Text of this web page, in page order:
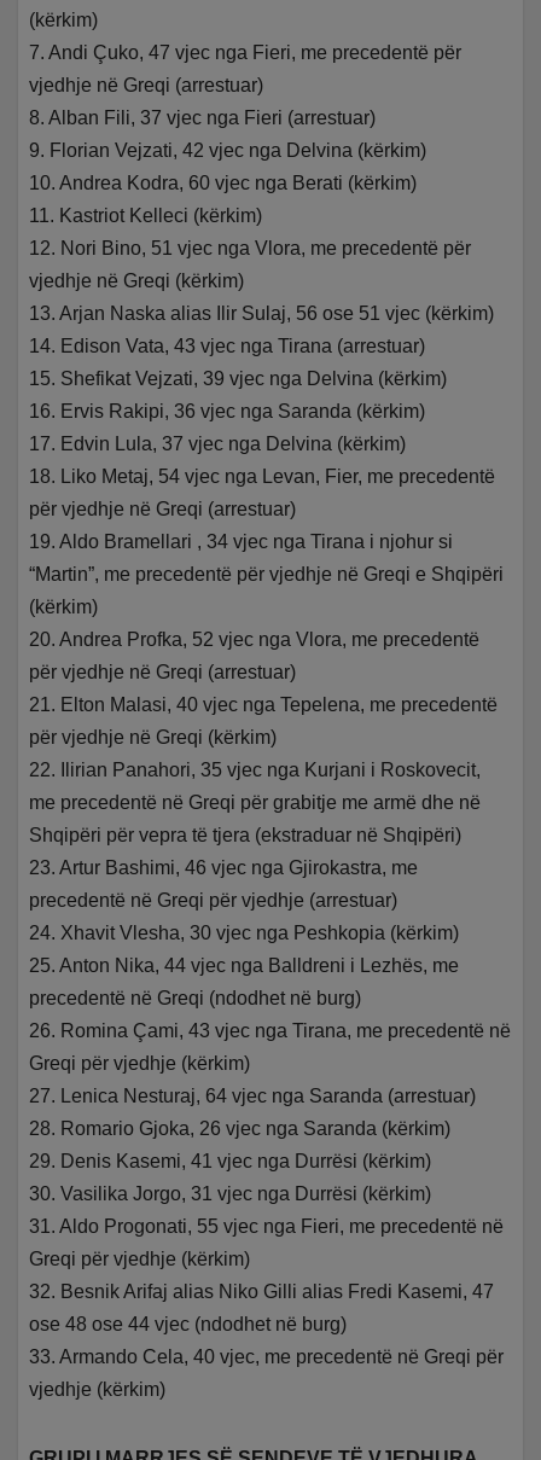
(kërkim)
7. Andi Çuko, 47 vjec nga Fieri, me precedentë për
vjedhje në Greqi (arrestuar)
8. Alban Fili, 37 vjec nga Fieri (arrestuar)
9. Florian Vejzati, 42 vjec nga Delvina (kërkim)
10. Andrea Kodra, 60 vjec nga Berati (kërkim)
11. Kastriot Kelleci (kërkim)
12. Nori Bino, 51 vjec nga Vlora, me precedentë për
vjedhje në Greqi (kërkim)
13. Arjan Naska alias Ilir Sulaj, 56 ose 51 vjec (kërkim)
14. Edison Vata, 43 vjec nga Tirana (arrestuar)
15. Shefikat Vejzati, 39 vjec nga Delvina (kërkim)
16. Ervis Rakipi, 36 vjec nga Saranda (kërkim)
17. Edvin Lula, 37 vjec nga Delvina (kërkim)
18. Liko Metaj, 54 vjec nga Levan, Fier, me precedentë
për vjedhje në Greqi (arrestuar)
19. Aldo Bramellari , 34 vjec nga Tirana i njohur si
“Martin”, me precedentë për vjedhje në Greqi e Shqipëri
(kërkim)
20. Andrea Profka, 52 vjec nga Vlora, me precedentë
për vjedhje në Greqi (arrestuar)
21. Elton Malasi, 40 vjec nga Tepelena, me precedentë
për vjedhje në Greqi (kërkim)
22. Ilirian Panahori, 35 vjec nga Kurjani i Roskovecit,
me precedentë në Greqi për grabitje me armë dhe në
Shqipëri për vepra të tjera (ekstraduar në Shqipëri)
23. Artur Bashimi, 46 vjec nga Gjirokastra, me
precedentë në Greqi për vjedhje (arrestuar)
24. Xhavit Vlesha, 30 vjec nga Peshkopia (kërkim)
25. Anton Nika, 44 vjec nga Balldreni i Lezhës, me
precedentë në Greqi (ndodhet në burg)
26. Romina Çami, 43 vjec nga Tirana, me precedentë në
Greqi për vjedhje (kërkim)
27. Lenica Nesturaj, 64 vjec nga Saranda (arrestuar)
28. Romario Gjoka, 26 vjec nga Saranda (kërkim)
29. Denis Kasemi, 41 vjec nga Durrësi (kërkim)
30. Vasilika Jorgo, 31 vjec nga Durrësi (kërkim)
31. Aldo Progonati, 55 vjec nga Fieri, me precedentë në
Greqi për vjedhje (kërkim)
32. Besnik Arifaj alias Niko Gilli alias Fredi Kasemi, 47
ose 48 ose 44 vjec (ndodhet në burg)
33. Armando Cela, 40 vjec, me precedentë në Greqi për
vjedhje (kërkim)